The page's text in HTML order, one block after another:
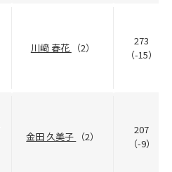
川﨑 春花 （2）
273
（-15）
金田 久美子 （2）
207
（-9）